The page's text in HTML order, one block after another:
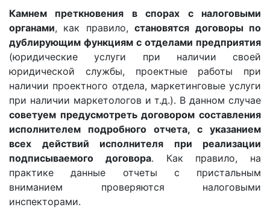
Камнем преткновения в спорах с налоговыми
органами, как правило,становятся договоры по
дублирующим функциям с отделами предприятия
(юридические услуги при наличии своей
юридической службы, проектные работы при
наличии проектного отдела, маркетинговые услуги
при наличии маркетологов и т.д.). В данном случае
советуем предусмотреть договором составления
исполнителем подробного отчета, с указанием
всех действий исполнителя при реализации
подписываемого договора. Как правило, на
практике данные отчеты с пристальным
вниманием проверяются налоговыми
инспекторами.